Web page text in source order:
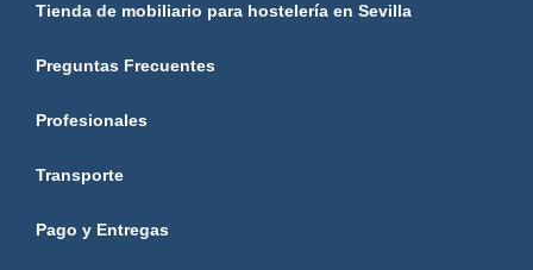
Tienda de mobiliario para hostelería en Sevilla
Preguntas Frecuentes
Profesionales
Transporte
Pago y Entregas